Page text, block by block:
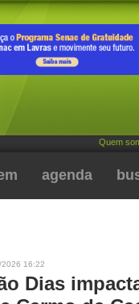
Quem
agenda
16:22
Dias